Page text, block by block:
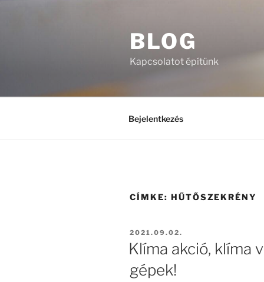
BLOG
Kapcsolatot építünk
Bejelentkezés
CÍMKE: HŰTŐSZEKRÉNY
BEKÜLDVE:
2021.09.02.
Klíma akció, klíma
gépek!